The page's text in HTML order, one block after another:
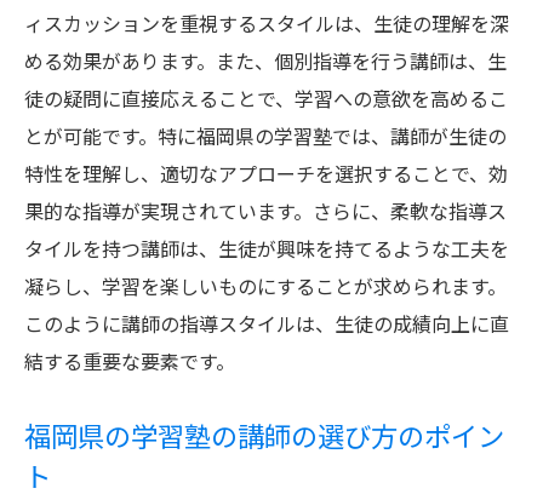
ィスカッションを重視するスタイルは、生徒の理解を深
める効果があります。また、個別指導を行う講師は、生
徒の疑問に直接応えることで、学習への意欲を高めるこ
とが可能です。特に福岡県の学習塾では、講師が生徒の
特性を理解し、適切なアプローチを選択することで、効
果的な指導が実現されています。さらに、柔軟な指導ス
タイルを持つ講師は、生徒が興味を持てるような工夫を
凝らし、学習を楽しいものにすることが求められます。
このように講師の指導スタイルは、生徒の成績向上に直
結する重要な要素です。
福岡県の学習塾の講師の選び方のポイン
ト